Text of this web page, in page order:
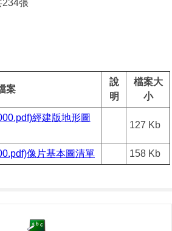
234張
案
說
明
檔案大
小
經建版地形圖
127 Kb
像片基本圖清單 158 Kb